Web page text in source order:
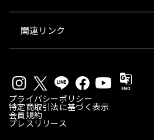
関連リンク
プライバシーポリシー
特定商取引法に基づく表示
会員規約
プレスリリース